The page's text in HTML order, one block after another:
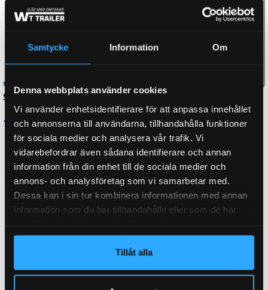
Samtycke Information Om
Denna webbplats använder cookies
Vi använder enhetsidentifierare för att anpassa innehållet
och annonserna till användarna, tillhandahålla funktioner
för sociala medier och analysera vår trafik. Vi
vidarebefordrar även sådana identifierare och annan
information från din enhet till de sociala medier och
annons- och analysföretag som vi samarbetar med.
Dessa kan i sin tur kombinera informationen med annan
information som du har tillhandahållit eller som de har
Tillåt alla
Spännstift 8×24
19kr inkl. moms
LÄGG I VARUKORG
Påskjutsbussning för
bladfjädring
12,5×21,7×26,7
40kr inkl. moms
UTMÄRKT